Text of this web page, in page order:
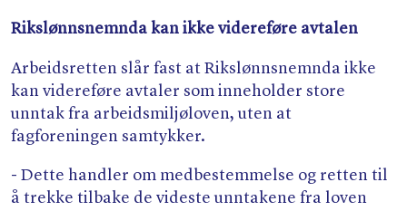
Rikslønnsnemnda kan ikke videreføre avtalen
Arbeidsretten slår fast at Rikslønnsnemnda ikke
kan videreføre avtaler som inneholder store
unntak fra arbeidsmiljøloven, uten at
fagforeningen samtykker.
- Dette handler om medbestemmelse og retten til
å trekke tilbake de videste unntakene fra loven